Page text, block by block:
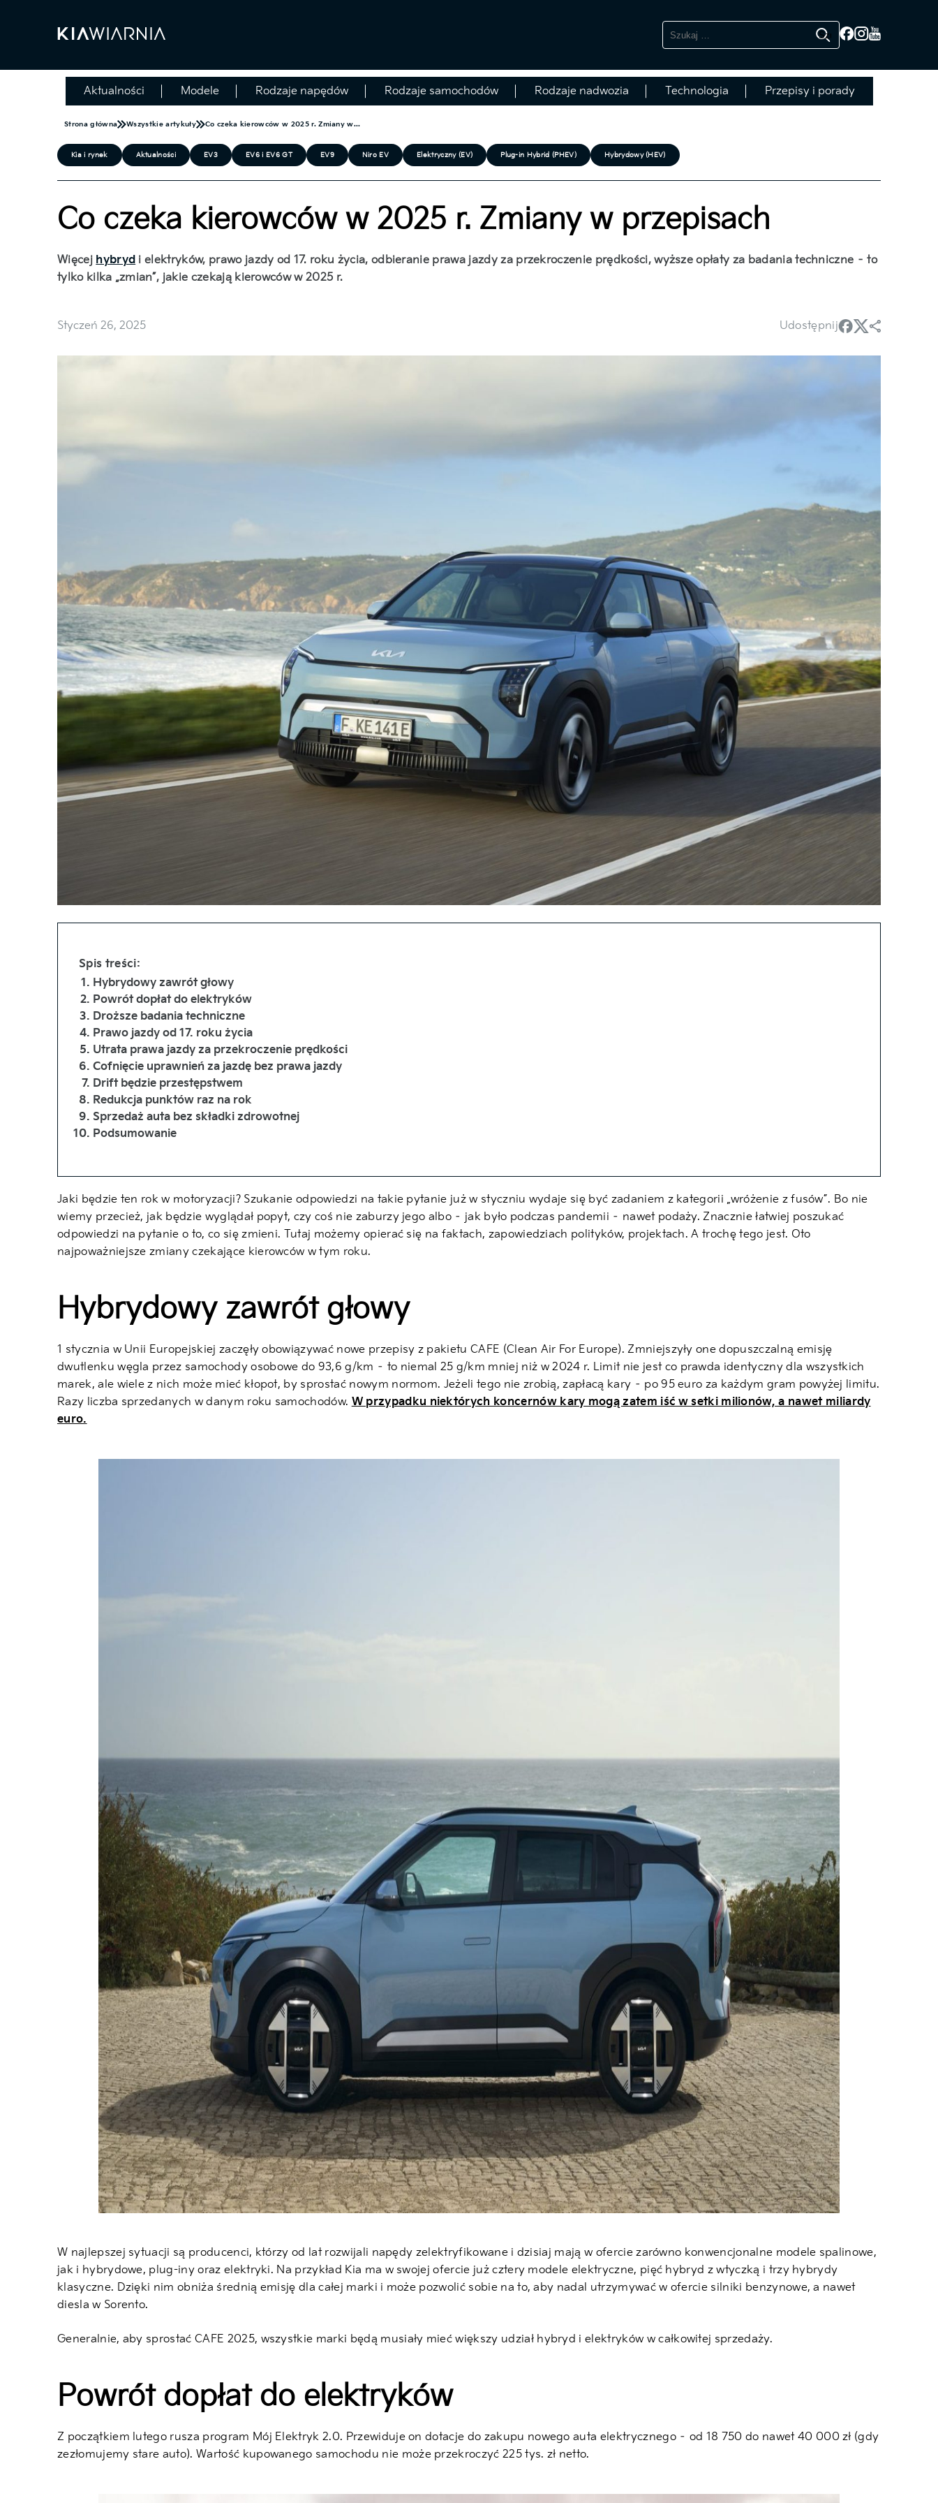
Szukaj:
Aktualności Modele Rodzaje napędów Rodzaje samochodów Rodzaje nadwozia Technologia Przepisy i porady
Strona główna Wszystkie artykuły Co czeka kierowców w 2025 r. Zmiany w...
Kia i rynek Aktualności EV3 EV6 i EV6 GT EV9 Niro EV Elektryczny (EV) Plug-in Hybrid (PHEV) Hybrydowy (HEV)
Co czeka kierowców w 2025 r. Zmiany w przepisach
Więcej hybryd i elektryków, prawo jazdy od 17. roku życia, odbieranie prawa jazdy za przekroczenie prędkości, wyższe opłaty za badania techniczne – to
tylko kilka „zmian”, jakie czekają kierowców w 2025 r.
Styczeń 26, 2025 Udostępnij
Spis treści:
Hybrydowy zawrót głowy
Powrót dopłat do elektryków
Droższe badania techniczne
Prawo jazdy od 17. roku życia
Utrata prawa jazdy za przekroczenie prędkości
Cofnięcie uprawnień za jazdę bez prawa jazdy
Drift będzie przestępstwem
Redukcja punktów raz na rok
Sprzedaż auta bez składki zdrowotnej
Podsumowanie
Jaki będzie ten rok w motoryzacji? Szukanie odpowiedzi na takie pytanie już w styczniu wydaje się być zadaniem z kategorii „wróżenie z fusów”. Bo nie
wiemy przecież, jak będzie wyglądał popyt, czy coś nie zaburzy jego albo – jak było podczas pandemii – nawet podaży. Znacznie łatwiej poszukać
odpowiedzi na pytanie o to, co się zmieni. Tutaj możemy opierać się na faktach, zapowiedziach polityków, projektach. A trochę tego jest. Oto
najpoważniejsze zmiany czekające kierowców w tym roku.
Hybrydowy zawrót głowy
1 stycznia w Unii Europejskiej zaczęły obowiązywać nowe przepisy z pakietu CAFE (Clean Air For Europe). Zmniejszyły one dopuszczalną emisję
dwutlenku węgla przez samochody osobowe do 93,6 g/km – to niemal 25 g/km mniej niż w 2024 r. Limit nie jest co prawda identyczny dla wszystkich
marek, ale wiele z nich może mieć kłopot, by sprostać nowym normom. Jeżeli tego nie zrobią, zapłacą kary – po 95 euro za każdym gram powyżej limitu.
Razy liczba sprzedanych w danym roku samochodów. W przypadku niektórych koncernów kary mogą zatem iść w setki milionów, a nawet miliardy
euro.
W najlepszej sytuacji są producenci, którzy od lat rozwijali napędy zelektryfikowane i dzisiaj mają w ofercie zarówno konwencjonalne modele spalinowe,
jak i hybrydowe, plug-iny oraz elektryki. Na przykład Kia ma w swojej ofercie już cztery modele elektryczne, pięć hybryd z wtyczką i trzy hybrydy
klasyczne. Dzięki nim obniża średnią emisję dla całej marki i może pozwolić sobie na to, aby nadal utrzymywać w ofercie silniki benzynowe, a nawet
diesla w Sorento.
Generalnie, aby sprostać CAFE 2025, wszystkie marki będą musiały mieć większy udział hybryd i elektryków w całkowitej sprzedaży.
Powrót dopłat do elektryków
Z początkiem lutego rusza program Mój Elektryk 2.0. Przewiduje on dotacje do zakupu nowego auta elektrycznego – od 18 750 do nawet 40 000 zł (gdy
zezłomujemy stare auto). Wartość kupowanego samochodu nie może przekroczyć 225 tys. zł netto.